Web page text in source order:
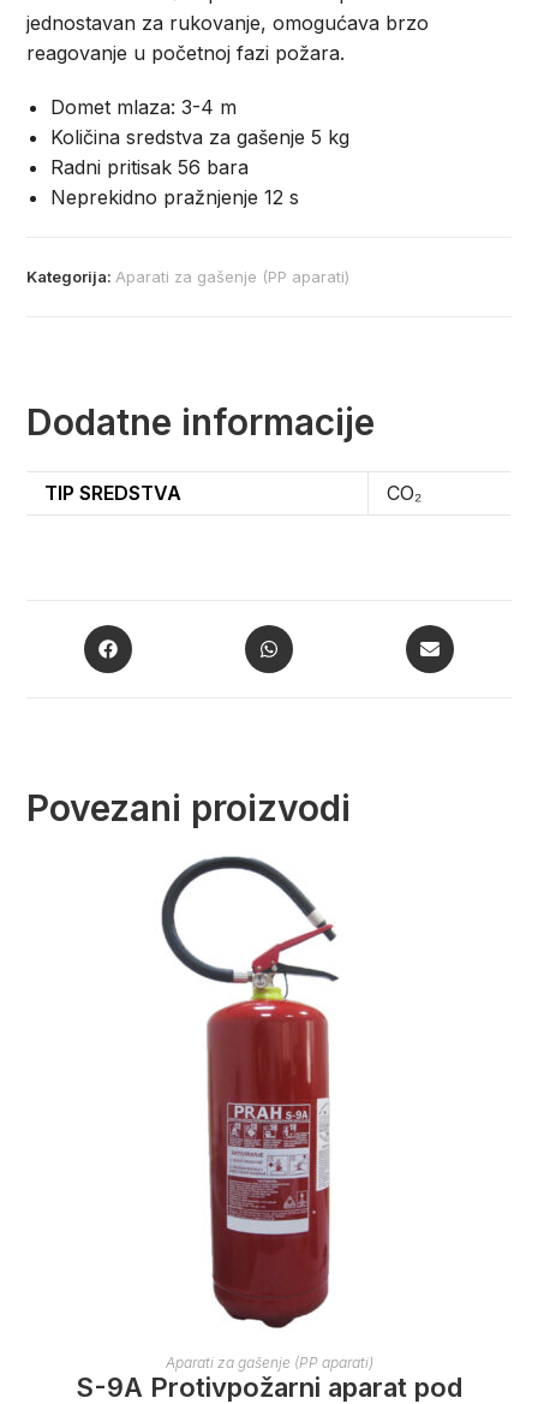
jednostavan za rukovanje, omogućava brzo
reagovanje u početnoj fazi požara.
Domet mlaza: 3-4 m
Količina sredstva za gašenje 5 kg
Radni pritisak 56 bara
Neprekidno pražnjenje 12 s
Kategorija: Aparati za gašenje (PP aparati)
Dodatne informacije
TIP SREDSTVA CO₂
Povezani proizvodi
Aparati za gašenje (PP aparati)
S-9A Protivpožarni aparat pod